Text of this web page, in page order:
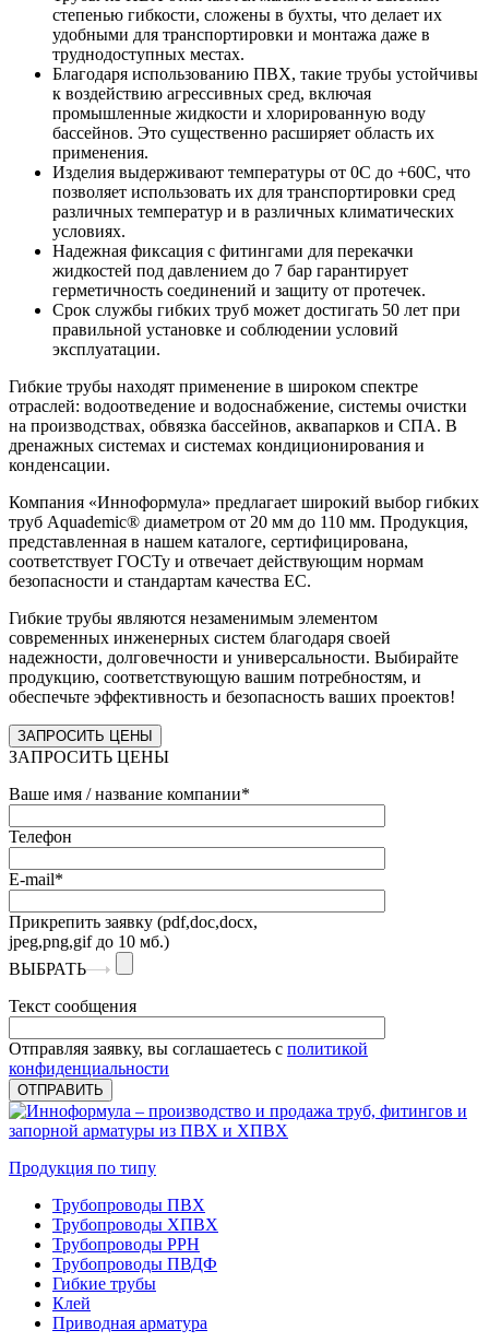
степенью гибкости, сложены в бухты, что делает их
удобными для транспортировки и монтажа даже в
труднодоступных местах.
Благодаря использованию ПВХ, такие трубы устойчивы
к воздействию агрессивных сред, включая
промышленные жидкости и хлорированную воду
бассейнов. Это существенно расширяет область их
применения.
Изделия выдерживают температуры от 0C до +60C, что
позволяет использовать их для транспортировки сред
различных температур и в различных климатических
условиях.
Надежная фиксация с фитингами для перекачки
жидкостей под давлением до 7 бар гарантирует
герметичность соединений и защиту от протечек.
Срок службы гибких труб может достигать 50 лет при
правильной установке и соблюдении условий
эксплуатации.
Гибкие трубы находят применение в широком спектре
отраслей: водоотведение и водоснабжение, системы очистки
на производствах, обвязка бассейнов, аквапарков и СПА. В
дренажных системах и системах кондиционирования и
конденсации.
Компания «Инноформула» предлагает широкий выбор гибких
труб Aquademic® диаметром от 20 мм до 110 мм. Продукция,
представленная в нашем каталоге, сертифицирована,
соответствует ГОСТу и отвечает действующим нормам
безопасности и стандартам качества ЕС.
Гибкие трубы являются незаменимым элементом
современных инженерных систем благодаря своей
надежности, долговечности и универсальности. Выбирайте
продукцию, соответствующую вашим потребностям, и
обеспечьте эффективность и безопасность ваших проектов!
ЗАПРОСИТЬ ЦЕНЫ
ЗАПРОСИТЬ ЦЕНЫ
Ваше имя / название компании*
Телефон
E-mail*
Прикрепить заявку (pdf,doc,docx,
jpeg,png,gif до 10 мб.)
ВЫБРАТЬ
Текст сообщения
Отправляя заявку, вы соглашаетесь с политикой
конфиденциальности
ОТПРАВИТЬ
Продукция по типу
Трубопроводы ПВХ
Трубопроводы ХПВХ
Трубопроводы PPH
Трубопроводы ПВДФ
Гибкие трубы
Клей
Приводная арматура